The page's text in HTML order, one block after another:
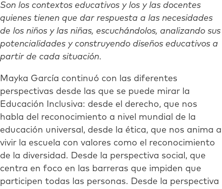
Son los contextos educativos y los y las docentes
quienes tienen que dar respuesta a las necesidades
de los niños y las niñas, escuchándolos, analizando sus
potencialidades y construyendo diseños educativos a
partir de cada situación.
Mayka García continuó con las diferentes
perspectivas desde las que se puede mirar la
Educación Inclusiva: desde el derecho, que nos
habla del reconocimiento a nivel mundial de la
educación universal, desde la ética, que nos anima a
vivir la escuela con valores como el reconocimiento
de la diversidad. Desde la perspectiva social, que
centra en foco en las barreras que impiden que
participen todas las personas. Desde la perspectiva